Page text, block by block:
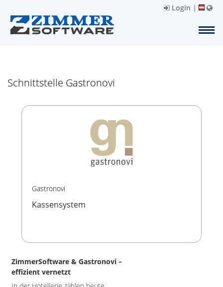
Login |
Schnittstelle Gastronovi
Gastronovi
Kassensystem
ZimmerSoftware & Gastronovi –
effizient vernetzt